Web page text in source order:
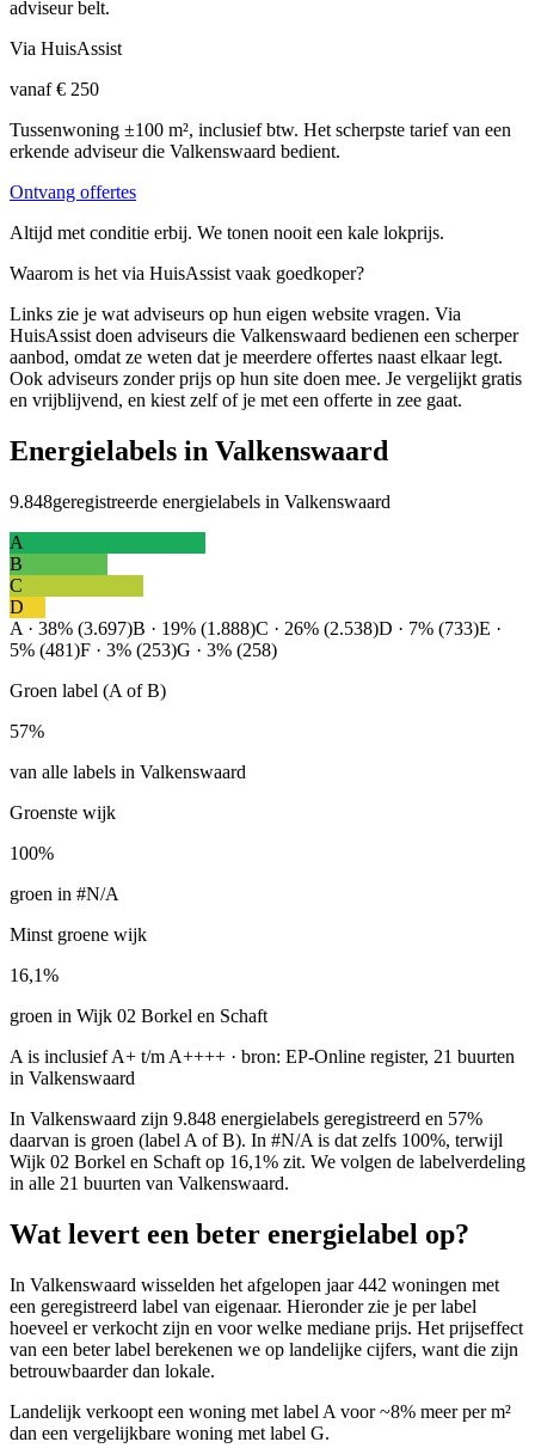
adviseur belt.
Via HuisAssist
vanaf € 250
Tussenwoning ±100 m², inclusief btw. Het scherpste tarief van een
erkende adviseur die Valkenswaard bedient.
Ontvang offertes
Altijd met conditie erbij. We tonen nooit een kale lokprijs.
Waarom is het via HuisAssist vaak goedkoper?
Links zie je wat adviseurs op hun eigen website vragen. Via
HuisAssist doen adviseurs die Valkenswaard bedienen een scherper
aanbod, omdat ze weten dat je meerdere offertes naast elkaar legt.
Ook adviseurs zonder prijs op hun site doen mee. Je vergelijkt gratis
en vrijblijvend, en kiest zelf of je met een offerte in zee gaat.
Energielabels in Valkenswaard
9.848geregistreerde energielabels in Valkenswaard
A
B
C
D
A · 38% (3.697)B · 19% (1.888)C · 26% (2.538)D · 7% (733)E ·
5% (481)F · 3% (253)G · 3% (258)
Groen label (A of B)
57%
van alle labels in Valkenswaard
Groenste wijk
100%
groen in #N/A
Minst groene wijk
16,1%
groen in Wijk 02 Borkel en Schaft
A is inclusief A+ t/m A++++ · bron: EP-Online register, 21 buurten
in Valkenswaard
In Valkenswaard zijn 9.848 energielabels geregistreerd en 57%
daarvan is groen (label A of B). In #N/A is dat zelfs 100%, terwijl
Wijk 02 Borkel en Schaft op 16,1% zit. We volgen de labelverdeling
in alle 21 buurten van Valkenswaard.
Wat levert een beter energielabel op?
In Valkenswaard wisselden het afgelopen jaar 442 woningen met
een geregistreerd label van eigenaar. Hieronder zie je per label
hoeveel er verkocht zijn en voor welke mediane prijs. Het prijseffect
van een beter label berekenen we op landelijke cijfers, want die zijn
betrouwbaarder dan lokale.
Landelijk verkoopt een woning met label A voor ~8% meer per m²
dan een vergelijkbare woning met label G.